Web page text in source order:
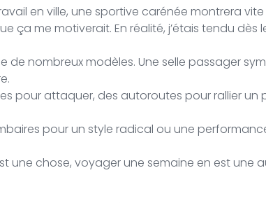
en ville, une sportive carénée montrera vite
me motiverait. En réalité, j’étais tendu dès
nombreux modèles. Une selle passager
pour attaquer, des autoroutes pour rallier un
pour un style radical ou une
une chose, voyager une semaine en est une